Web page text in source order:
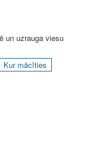
un uzrauga viesu
Kur mācīties